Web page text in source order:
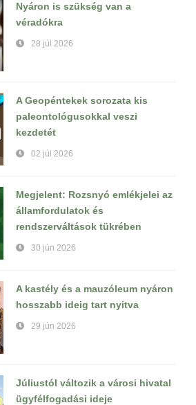
Nyáron is szükség van a
véradókra
28 júl 2026
A Geopéntekek sorozata kis
paleontológusokkal veszi
kezdetét
02 júl 2026
Megjelent: Rozsnyó emlékjelei az
államfordulatok és
rendszerváltások tükrében
30 jún 2026
A kastély és a mauzóleum nyáron
hosszabb ideig tart nyitva
29 jún 2026
Júliustól változik a városi hivatal
ügyfélfogadási ideje